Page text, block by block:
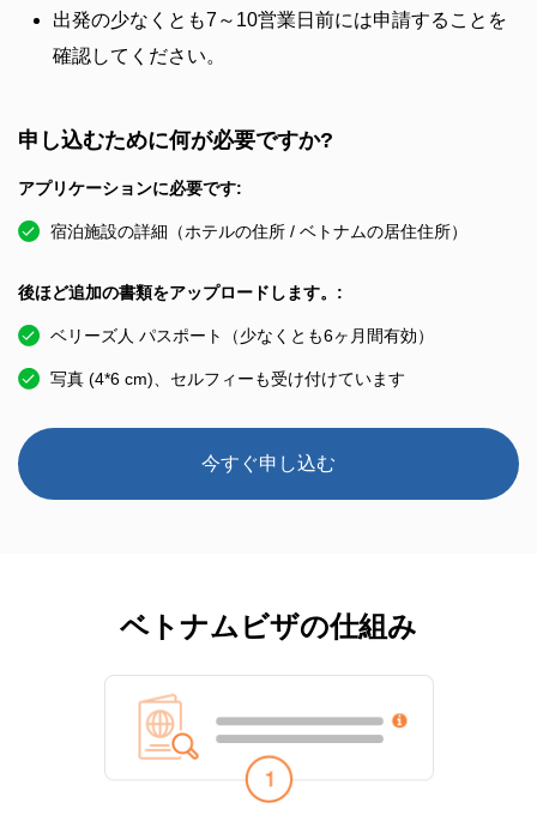
出発の少なくとも7～10営業日前には申請することを
確認してください。
申し込むために何が必要ですか?
アプリケーションに必要です:
宿泊施設の詳細（ホテルの住所 / ベトナムの居住住所）
後ほど追加の書類をアップロードします。:
ベリーズ人 パスポート（少なくとも6ヶ月間有効）
写真 (4*6 cm)、セルフィーも受け付けています
今すぐ申し込む
ベトナムビザの仕組み